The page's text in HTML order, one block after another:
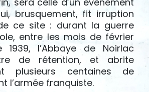
brusquement, fit irruption
ce site : durant la guerre
entre les mois de février
1939, l’Abbaye de Noirlac
de rétention, et abrite
plusieurs centaines de
l’armée franquiste.